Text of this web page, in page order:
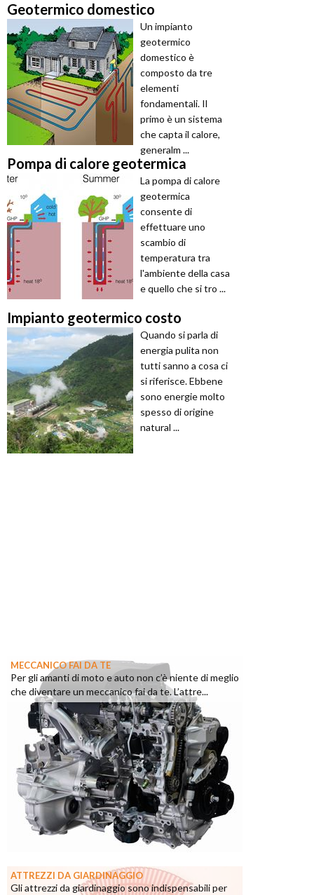
Geotermico domestico
Un impianto
geotermico
domestico è
composto da tre
elementi
fondamentali. Il
primo è un sistema
che capta il calore,
generalm ...
Pompa di calore geotermica
La pompa di calore
geotermica
consente di
effettuare uno
scambio di
temperatura tra
l'ambiente della casa
e quello che si tro ...
Impianto geotermico costo
Quando si parla di
energia pulita non
tutti sanno a cosa ci
si riferisce. Ebbene
sono energie molto
spesso di origine
natural ...
MECCANICO FAI DA TE
Per gli amanti di moto e auto non c’è niente di meglio
che diventare un meccanico fai da te. L’attre...
ATTREZZI DA GIARDINAGGIO
Gli attrezzi da giardinaggio sono indispensabili per